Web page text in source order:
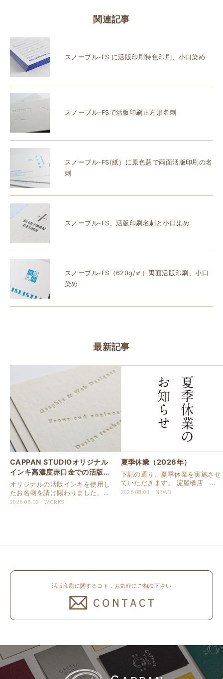
関連記事
スノーブル-FS に活版印刷特色印刷、小口染め
スノーブル-FSで活版印刷正方形名刺
スノーブル-FS(紙）に原色藍で両面活版印刷の名
刺
スノーブル-FS、活版印刷名刺と小口染め
スノーブル-FS（620g/㎡）両面活版印刷、小口
染め
最新記事
CAPPAN STUDIOオリジナル
インキ高濃度赤口金での活版名
刺
オリジナルの活版インキを使用し
たお名刺を請け賜わりました。
用紙は新バフン紙Nのきぬを使用
2026.08.02 WORKS
夏季休業（2026年）
下記の通り、夏季休業を実施させ
ていただきます。 淀屋橋店 通
常営業いたします。 奈良店 8月
2026.08.01 NEWS
活版印刷に関するコト，お気軽にご相談下さい